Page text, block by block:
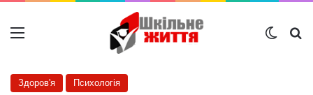
Меню
Здоров'я Психологія